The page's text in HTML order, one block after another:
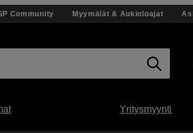
Community Myymälät & Aukioloajat
Yritysmyynti